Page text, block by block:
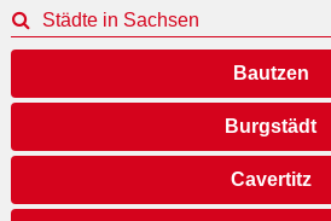
Städte in Sachsen
Bautzen
Burgstädt
Cavertitz